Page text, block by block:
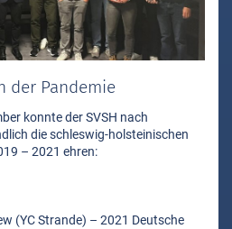
der Pandemie
konnte der SVSH nach
die schleswig-holsteinischen
– 2021 ehren:
(YC Strande) – 2021 Deutsche